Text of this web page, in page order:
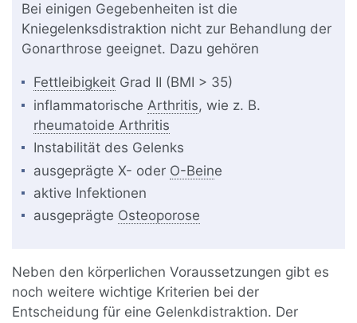
Bei einigen Gegebenheiten ist die
Kniegelenksdistraktion nicht zur Behandlung der
Gonarthrose geeignet. Dazu gehören
Fettleibigkeit Grad II (BMI > 35)
inflammatorische Arthritis, wie z. B.
rheumatoide Arthritis
Instabilität des Gelenks
ausgeprägte X- oder O-Beine
aktive Infektionen
ausgeprägte Osteoporose
Neben den körperlichen Voraussetzungen gibt es
noch weitere wichtige Kriterien bei der
Entscheidung für eine Gelenkdistraktion. Der